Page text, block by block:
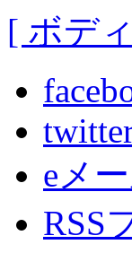
[ ボデ
eメ
RSS